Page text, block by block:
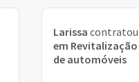
Larissa contratou
em
de automóveis